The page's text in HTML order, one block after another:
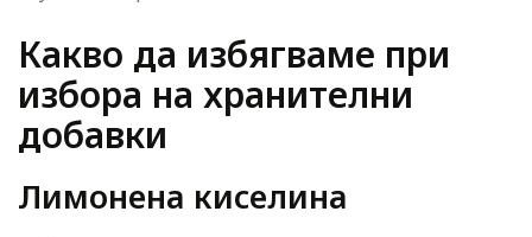
Какво да избягваме при
избора на хранителни
добавки
Лимонена киселина